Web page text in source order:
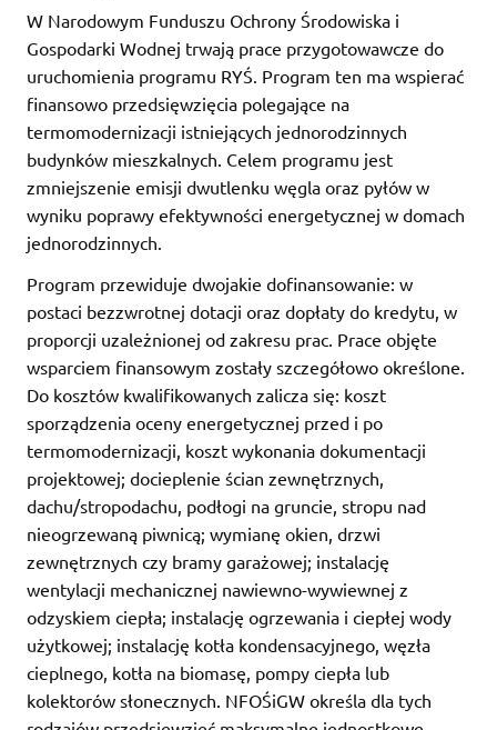
W Narodowym Funduszu Ochrony Środowiska i
Gospodarki Wodnej trwają prace przygotowawcze do
uruchomienia programu RYŚ. Program ten ma wspierać
finansowo przedsięwzięcia polegające na
termomodernizacji istniejących jednorodzinnych
budynków mieszkalnych. Celem programu jest
zmniejszenie emisji dwutlenku węgla oraz pyłów w
wyniku poprawy efektywności energetycznej w domach
jednorodzinnych.
Program przewiduje dwojakie dofinansowanie: w
postaci bezzwrotnej dotacji oraz dopłaty do kredytu, w
proporcji uzależnionej od zakresu prac. Prace objęte
wsparciem finansowym zostały szczegółowo określone.
Do kosztów kwalifikowanych zalicza się: koszt
sporządzenia oceny energetycznej przed i po
termomodernizacji, koszt wykonania dokumentacji
projektowej; docieplenie ścian zewnętrznych,
dachu/stropodachu, podłogi na gruncie, stropu nad
nieogrzewaną piwnicą; wymianę okien, drzwi
zewnętrznych czy bramy garażowej; instalację
wentylacji mechanicznej nawiewno-wywiewnej z
odzyskiem ciepła; instalację ogrzewania i ciepłej wody
użytkowej; instalację kotła kondensacyjnego, węzła
cieplnego, kotła na biomasę, pompy ciepła lub
kolektorów słonecznych. NFOŚiGW określa dla tych